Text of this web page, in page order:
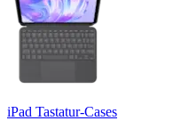
iPad Tastatur-Cases